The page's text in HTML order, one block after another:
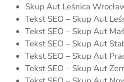
Skup Aut Leśnica
Tekst SEO – Skup Aut
Tekst SEO – Skup Aut
Tekst SEO – Skup Aut
Tekst SEO – Skup Aut
Tekst SEO – Skup Aut